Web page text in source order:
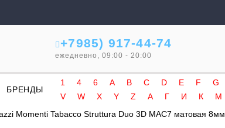
+7985) 917-44-74
ежедневно, 09:00 - 20:00
БРЕНДЫ
1 4 6 A B C D E F G
V
W X Y Z А Г И К М
Momenti Tabacco Struttura Duo 3D MAC7 матовая 8мм